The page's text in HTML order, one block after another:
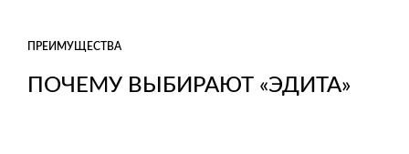
ПОЧЕМУ ВЫБИРАЮТ «ЭДИТА»
ПРЕИМУЩЕСТВА